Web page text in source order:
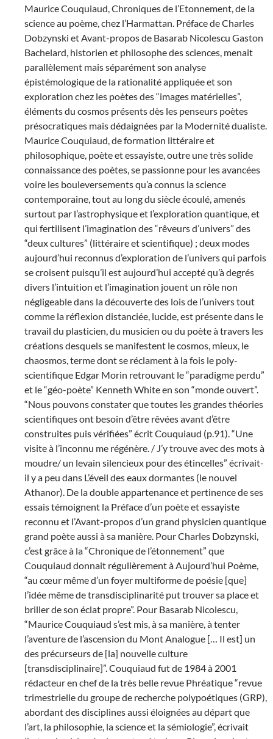
Maurice Couquiaud, Chroniques de l’Etonnement, de la
science au poème, chez l’Harmattan. Préface de Charles
Dobzynski et Avant-propos de Basarab Nicolescu Gaston
Bachelard, historien et philosophe des sciences, menait
parallèlement mais séparément son analyse
épistémologique de la rationalité appliquée et son
exploration chez les poètes des “images matérielles”,
éléments du cosmos présents dès les penseurs poètes
présocratiques mais dédaignées par la Modernité dualiste.
Maurice Couquiaud, de formation littéraire et
philosophique, poète et essayiste, outre une très solide
connaissance des poètes, se passionne pour les avancées
voire les bouleversements qu’a connus la science
contemporaine, tout au long du siècle écoulé, amenés
surtout par l’astrophysique et l’exploration quantique, et
qui fertilisent l’imagination des “rêveurs d’univers” des
“deux cultures” (littéraire et scientifique) ; deux modes
aujourd’hui reconnus d’exploration de l’univers qui parfois
se croisent puisqu’il est aujourd’hui accepté qu’à degrés
divers l’intuition et l’imagination jouent un rôle non
négligeable dans la découverte des lois de l’univers tout
comme la réflexion distanciée, lucide, est présente dans le
travail du plasticien, du musicien ou du poète à travers les
créations desquels se manifestent le cosmos, mieux, le
chaosmos, terme dont se réclament à la fois le poly-
scientifique Edgar Morin retrouvant le “paradigme perdu”
et le “géo-poète” Kenneth White en son “monde ouvert”.
“Nous pouvons constater que toutes les grandes théories
scientifiques ont besoin d’être rêvées avant d’être
construites puis vérifiées” écrit Couquiaud (p.91). “Une
visite à l’inconnu me régénère. / J’y trouve avec des mots à
moudre/ un levain silencieux pour des étincelles” écrivait-
il y a peu dans L’éveil des eaux dormantes (le nouvel
Athanor). De la double appartenance et pertinence de ses
essais témoignent la Préface d’un poète et essayiste
reconnu et l’Avant-propos d’un grand physicien quantique
grand poète aussi à sa manière. Pour Charles Dobzynski,
c’est grâce à la “Chronique de l’étonnement” que
Couquiaud donnait régulièrement à Aujourd’hui Poème,
“au cœur même d’un foyer multiforme de poésie [que]
l’idée même de transdisciplinarité put trouver sa place et
briller de son éclat propre”. Pour Basarab Nicolescu,
“Maurice Couquiaud s’est mis, à sa manière, à tenter
l’aventure de l’ascension du Mont Analogue [… Il est] un
des précurseurs de [la] nouvelle culture
[transdisciplinaire]”. Couquiaud fut de 1984 à 2001
rédacteur en chef de la très belle revue Phréatique “revue
trimestrielle du groupe de recherche polypoétiques (GRP),
abordant des disciplines aussi éloignées au départ que
l’art, la philosophie, la science et la sémiologie”, écrivait